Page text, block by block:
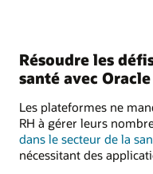
Résoudre les
santé avec
Les plateformes ne
RH à gérer leurs
dans le secteur de la
nécessitant des